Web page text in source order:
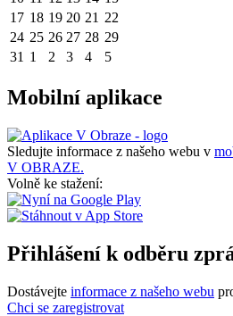
17 18 19 20 21 22
24 25 26 27 28 29
31 1 2 3 4 5
Mobilní aplikace
Sledujte informace z našeho webu v
V OBRAZE.
Volně ke stažení:
Přihlášení k odběru
Dostávejte informace z našeho webu
Chci se zaregistrovat